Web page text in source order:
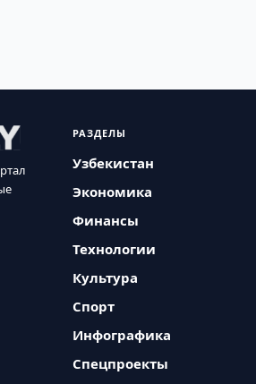
РАЗДЕЛЫ
Узбекистан
Экономика
Финансы
Технологии
Культура
Спорт
Инфографика
Спецпроекты